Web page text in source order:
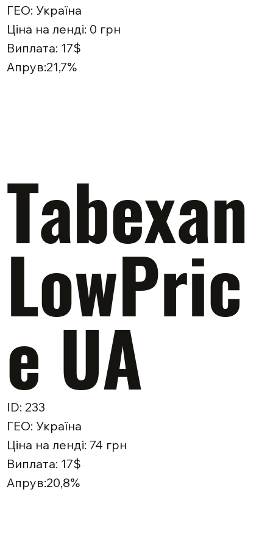
ГЕО: Україна
Ціна на ленді: 0 грн
Виплата: 17$
Апрув:21,7%
Tabexan
LowPric
e UA
ID: 233
ГЕО: Україна
Ціна на ленді: 74 грн
Виплата: 17$
Апрув:20,8%